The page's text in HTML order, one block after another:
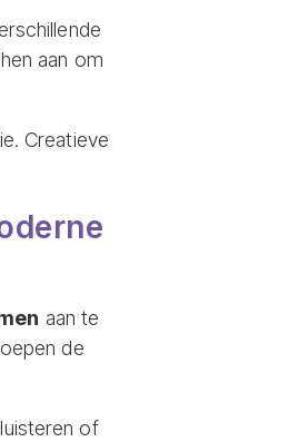
aan om
Creatieve
aan te
de
of